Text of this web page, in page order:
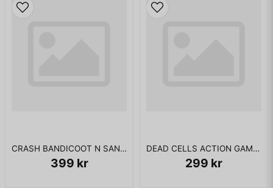
CRASH BANDICOOT N SANE TRILOGY SWITCH
399 kr
DEAD CELLS ACTION GAME OF THE YEAR SWITCH
299 kr